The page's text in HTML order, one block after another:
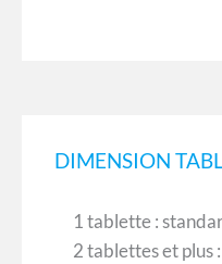
DIMENSION
1 tablette :
2 tablettes et plus